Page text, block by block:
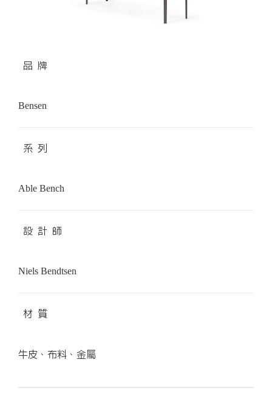
品 牌
Bensen
系 列
Able Bench
設 計 師
Niels Bendtsen
材 質
牛皮、布料、金屬